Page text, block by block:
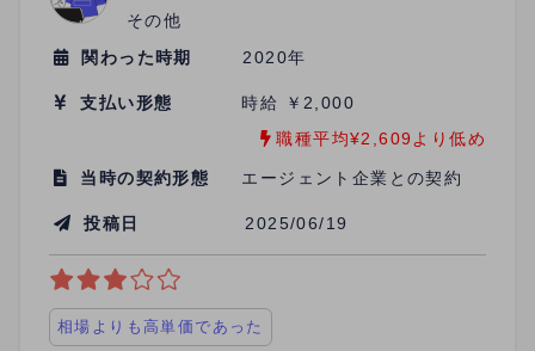
その他
関わった時期
2020年
支払い形態
時給 ￥2,000
職種平均¥2,609より低め
当時の契約形態 エージェント企業との契約
投稿日 2025/06/19
相場よりも高単価であった